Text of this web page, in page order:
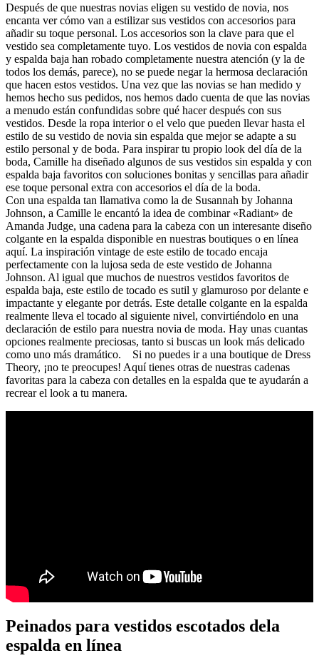
Después de que nuestras novias eligen su vestido de novia, nos
encanta ver cómo van a estilizar sus vestidos con accesorios para
añadir su toque personal. Los accesorios son la clave para que el
vestido sea completamente tuyo. Los vestidos de novia con espalda
y espalda baja han robado completamente nuestra atención (y la de
todos los demás, parece), no se puede negar la hermosa declaración
que hacen estos vestidos. Una vez que las novias se han medido y
hemos hecho sus pedidos, nos hemos dado cuenta de que las novias
a menudo están confundidas sobre qué hacer después con sus
vestidos. Desde la ropa interior o el velo que pueden llevar hasta el
estilo de su vestido de novia sin espalda que mejor se adapte a su
estilo personal y de boda. Para inspirar tu propio look del día de la
boda, Camille ha diseñado algunos de sus vestidos sin espalda y con
espalda baja favoritos con soluciones bonitas y sencillas para añadir
ese toque personal extra con accesorios el día de la boda.
Con una espalda tan llamativa como la de Susannah by Johanna
Johnson, a Camille le encantó la idea de combinar «Radiant» de
Amanda Judge, una cadena para la cabeza con un interesante diseño
colgante en la espalda disponible en nuestras boutiques o en línea
aquí. La inspiración vintage de este estilo de tocado encaja
perfectamente con la lujosa seda de este vestido de Johanna
Johnson. Al igual que muchos de nuestros vestidos favoritos de
espalda baja, este estilo de tocado es sutil y glamuroso por delante e
impactante y elegante por detrás. Este detalle colgante en la espalda
realmente lleva el tocado al siguiente nivel, convirtiéndolo en una
declaración de estilo para nuestra novia de moda. Hay unas cuantas
opciones realmente preciosas, tanto si buscas un look más delicado
como uno más dramático. Si no puedes ir a una boutique de Dress
Theory, ¡no te preocupes! Aquí tienes otras de nuestras cadenas
favoritas para la cabeza con detalles en la espalda que te ayudarán a
recrear el look a tu manera.
Peinados para vestidos escotados dela
espalda en línea